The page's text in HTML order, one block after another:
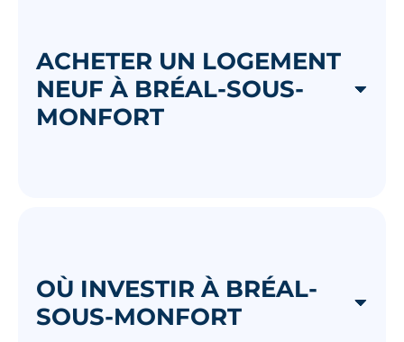
ACHETER UN LOGEMENT
NEUF À BRÉAL-SOUS-
MONFORT
OÙ INVESTIR À BRÉAL-
SOUS-MONFORT